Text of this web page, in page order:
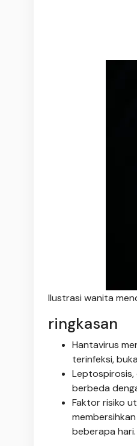
Ilustrasi wanita
ringkasan
Hantavirus
terinfeksi,
Leptospirosis,
berbeda
Faktor risiko
beberapa hari.